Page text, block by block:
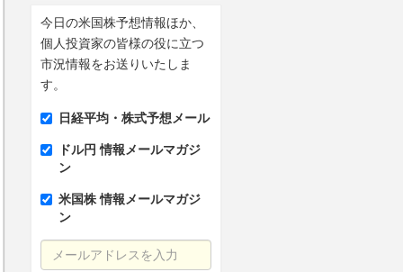
今日の米国株予想情報ほか、
個人投資家の皆様の役に立つ
市況情報をお送りいたしま
す。
日経平均・株式予想メール
ドル円 情報メールマガジ
ン
米国株 情報メールマガジ
ン
メールアドレスを入力